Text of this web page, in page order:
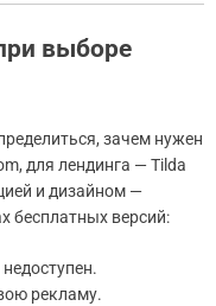
выборе
зачем нужен
для лендинга — Tilda
и дизайном —
бесплатных версий:
рекламу.